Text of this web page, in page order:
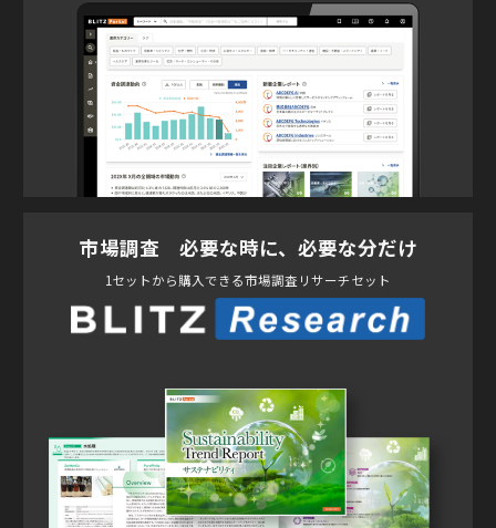
市場調査 必要な時に、必要な分だけ
1セットから購入できる市場調査リサーチセット